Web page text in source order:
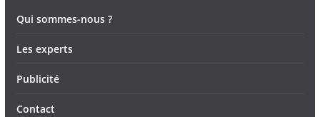
Qui sommes-nous ?
Les experts
Publicité
Contact